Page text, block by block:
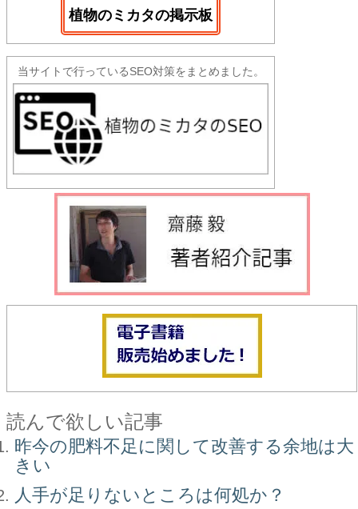
植物のミカタの掲示板
当サイトで行っているSEO対策をまとめました。
読んで欲しい記事
昨今の肥料不足に関して改善する余地は大
きい
人手が足りないところは何処か？